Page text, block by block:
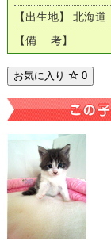
【出生地】 北海道
【備 考】
お気に入り 0